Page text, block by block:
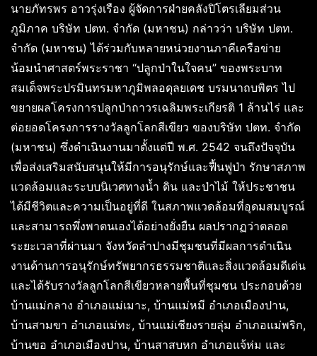
นายภัทรพร อาวรุ่งเรือง ผู้จัดการฝ่ายคลังปิโตรเลียมส่วน
ภูมิภาค บริษัท ปตท. จำกัด (มหาชน) กล่าวว่า บริษัท ปตท.
จำกัด (มหาชน) ได้ร่วมกับหลายหน่วยงานภาคีเครือข่าย
น้อมนำศาสตร์พระราชา “ปลูกป่าในใจคน” ของพระบาท
สมเด็จพระปรมินทรมหาภูมิพลอดุลยเดช บรมนาถบพิตร ไป
ขยายผลโครงการปลูกป่าถาวรเฉลิมพระเกียรติ 1 ล้านไร่ และ
ต่อยอดโครงการรางวัลลูกโลกสีเขียว ของบริษัท ปตท. จำกัด
(มหาชน) ซึ่งดำเนินงานมาตั้งแต่ปี พ.ศ. 2542 จนถึงปัจจุบัน
เพื่อส่งเสริมสนับสนุนให้มีการอนุรักษ์และฟื้นฟูป่า รักษาสภาพ
แวดล้อมและระบบนิเวศทางน้ำ ดิน และป่าไม้ ให้ประชาชน
ได้มีชีวิตและความเป็นอยู่ที่ดี ในสภาพแวดล้อมที่อุดมสมบูรณ์
และสามารถพึ่งพาตนเองได้อย่างยั่งยืน ผลปรากฏว่าตลอด
ระยะเวลาที่ผ่านมา จังหวัดลำปางมีชุมชนที่มีผลการดำเนิน
งานด้านการอนุรักษ์ทรัพยากรธรรมชาติและสิ่งแวดล้อมดีเด่น
และได้รับรางวัลลูกโลกสีเขียวหลายพื้นที่ชุมชน ประกอบด้วย
บ้านแม่กลาง อำเภอแม่เมาะ, บ้านแม่หมี อำเภอเมืองปาน,
บ้านสามขา อำเภอแม่ทะ, บ้านแม่เชียงรายลุ่ม อำเภอแม่พริก,
บ้านขอ อำเภอเมืองปาน, บ้านสาสบหก อำเภอแจ้ห่ม และ